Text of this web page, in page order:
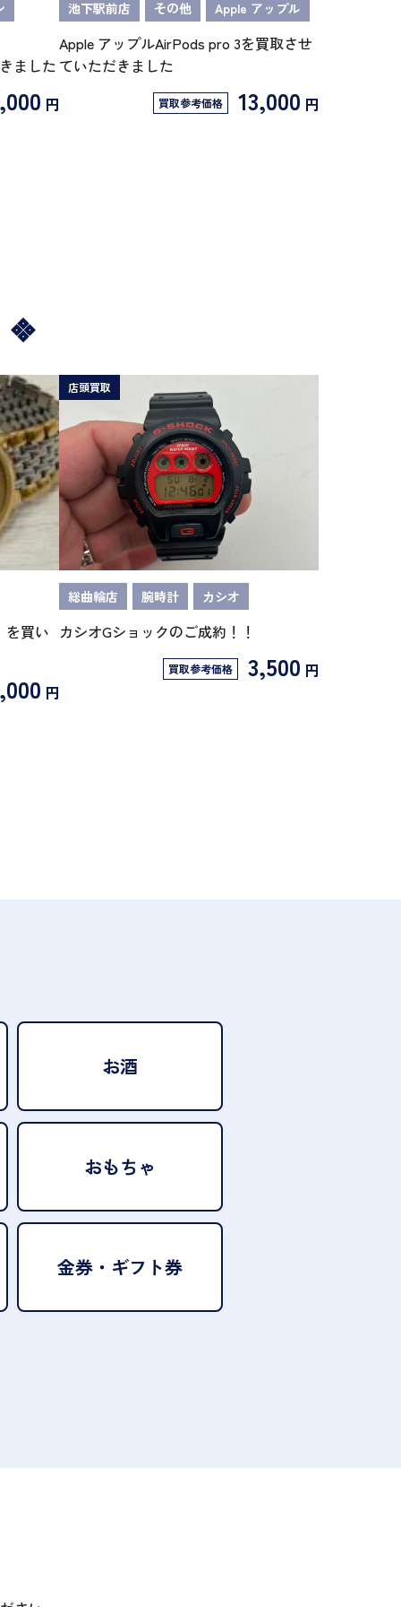
ました
円
池下駅前店 その他 Apple アップル
Apple アップルAirPods pro 3を買取させ
ていただきました
買取参考価格 13,000 円
を買い
円
店頭買取
総曲輪店 腕時計 カシオ
カシオGショックのご成約！！
買取参考価格 3,500 円
お酒
おもちゃ
金券・ギフト券